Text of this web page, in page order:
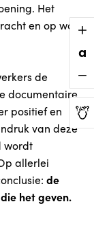
a
Het
en op wat
de
documentaire
positief en
van deze
wordt
allerlei
de
het geven.